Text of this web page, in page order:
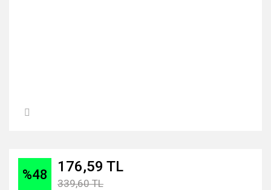
%48 176,59 TL
339,60 TL